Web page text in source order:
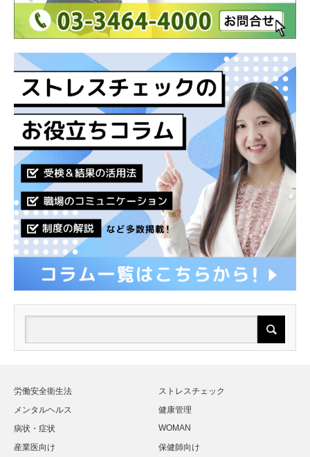
労働安全衛生法
ストレスチェック
メンタルヘルス
健康管理
病状・症状
WOMAN
産業医向け
保健師向け